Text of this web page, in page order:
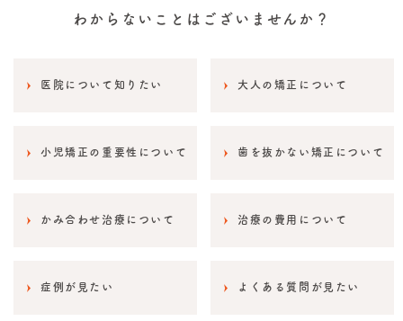
わからないことはございませんか？
医院について知りたい 大人の矯正について
小児矯正の重要性について 歯を抜かない矯正について
かみ合わせ治療について 治療の費用について
症例が見たい よくある質問が見たい